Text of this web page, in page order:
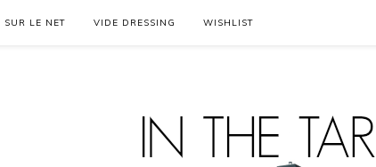
SUR LE NET VIDE DRESSING WISHLIST